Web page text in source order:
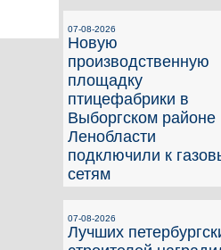
07-08-2026
Новую
производственную
площадку
птицефабрики в
Выборгском районе
Ленобласти
подключили к
сетям
07-08-2026
Лучших